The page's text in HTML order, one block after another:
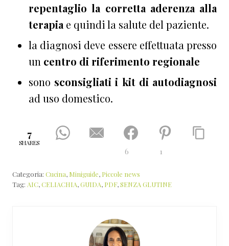
repentaglio la corretta aderenza alla
terapia e quindi la salute del paziente.
la diagnosi deve essere effettuata presso
un centro di riferimento regionale
sono sconsigliati i kit di autodiagnosi
ad uso domestico.
7
SHARES
6 1
Categoria: Cucina, Miniguide, Piccole news
Tag: AIC,CELIACHIA,GUIDA, PDF,SENZA GLUTINE